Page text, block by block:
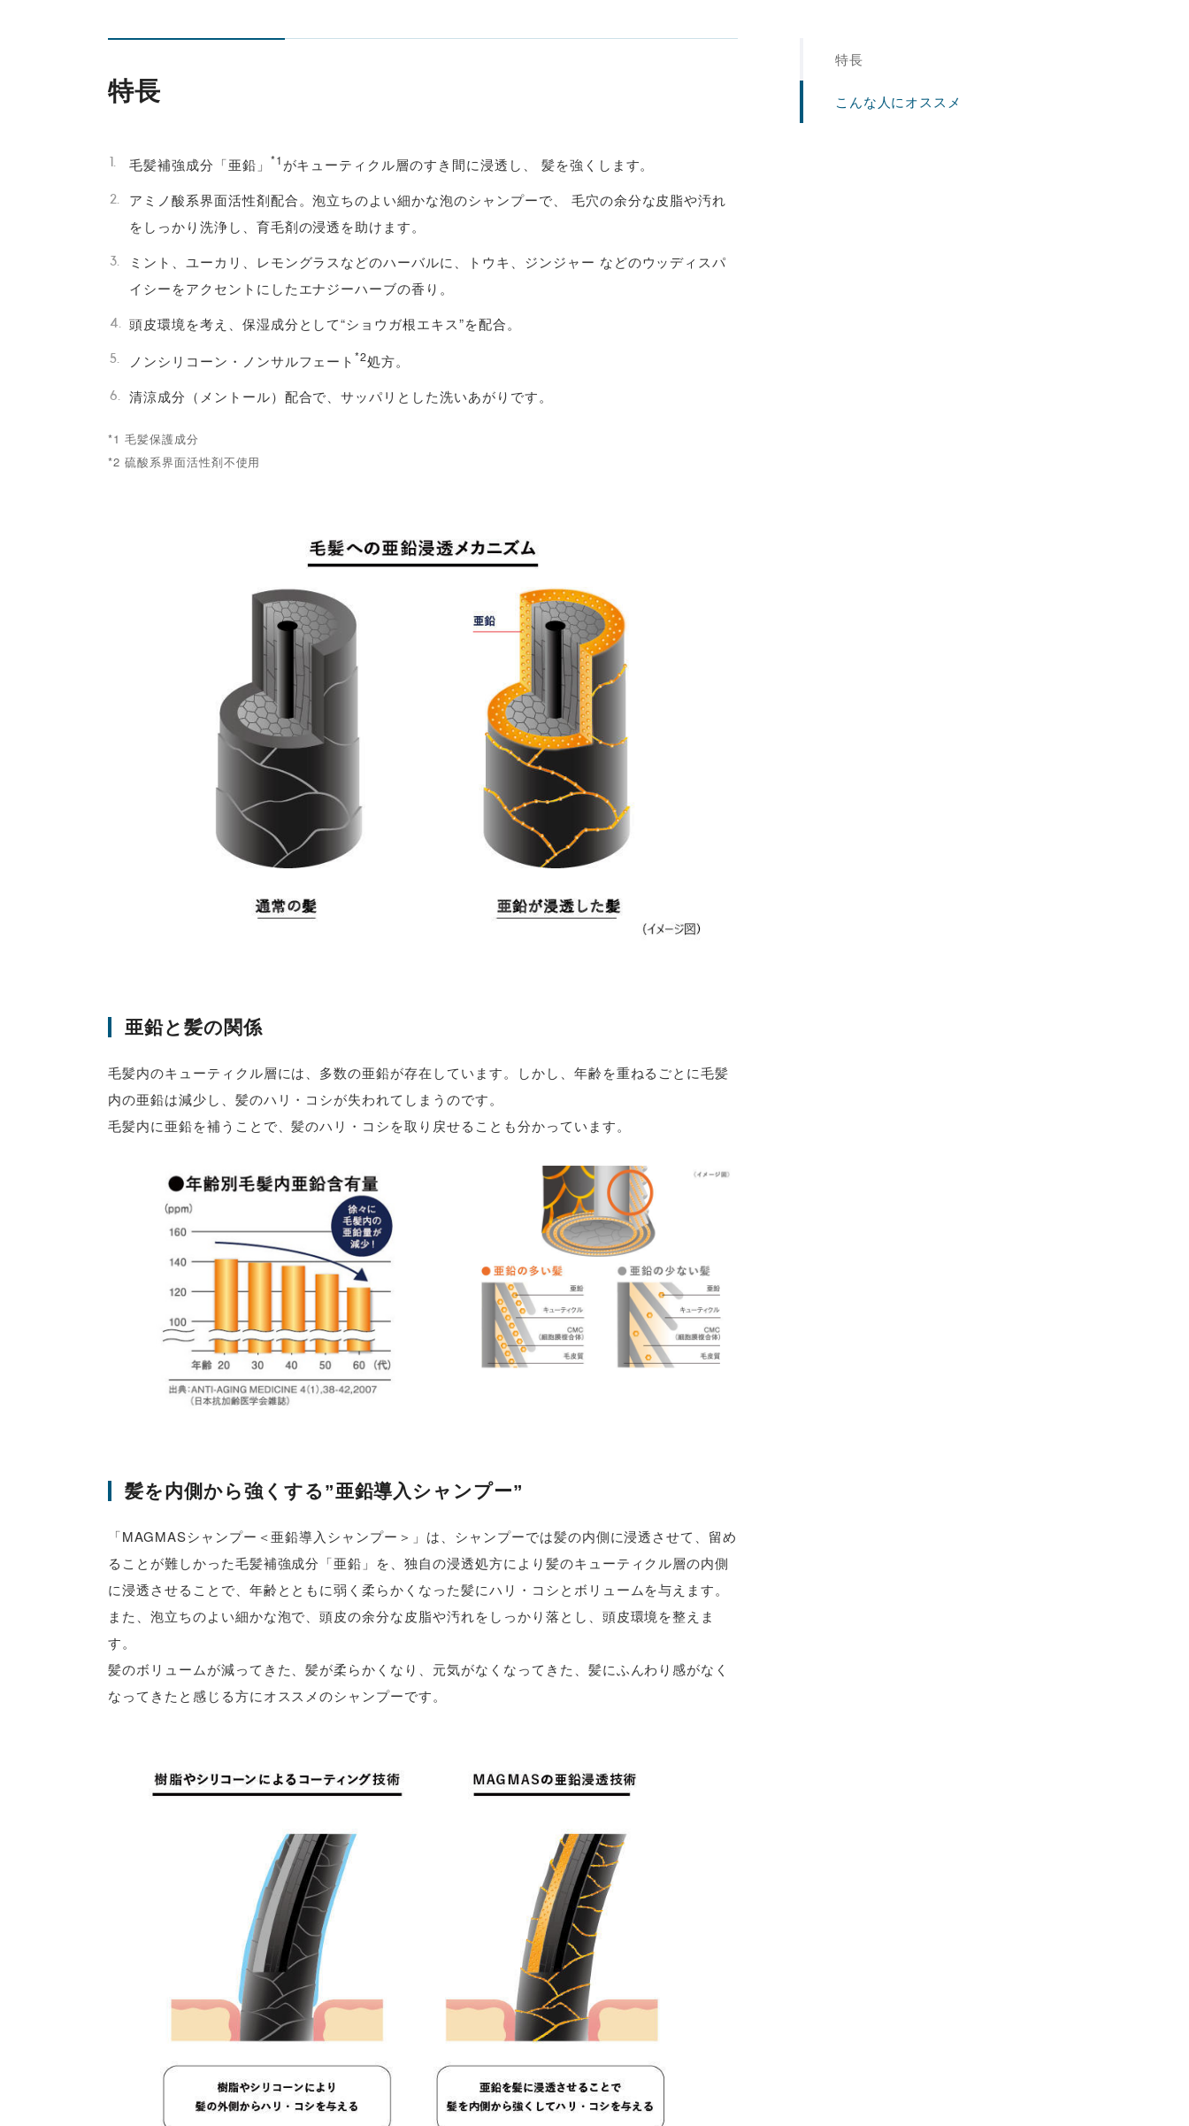
特長
毛髪補強成分「亜鉛」 *1 がキューティクル層のすき間に浸透し、 髪を強くします。
アミノ酸系界面活性剤配合。泡立ちのよい細かな泡のシャンプーで、 毛穴の余分な皮脂や汚れ
をしっかり洗浄し、育毛剤の浸透を助けます。
ミント、ユーカリ、レモングラスなどのハーバルに、トウキ、ジンジャー などのウッディスパ
イシーをアクセントにしたエナジーハーブの香り。
頭皮環境を考え、保湿成分として“ショウガ根エキス”を配合。
ノンシリコーン・ノンサルフェート *2処方。
清涼成分（メントール）配合で、サッパリとした洗いあがりです。
*1 毛髪保護成分
*2 硫酸系界面活性剤不使用
亜鉛と髪の関係
毛髪内のキューティクル層には、多数の亜鉛が存在しています。しかし、年齢を重ねるごとに毛髪
内の亜鉛は減少し、髪のハリ・コシが失われてしまうのです。
毛髪内に亜鉛を補うことで、髪のハリ・コシを取り戻せることも分かっています。
髪を内側から強くする”亜鉛導入シャンプー”
「MAGMASシャンプー＜亜鉛導入シャンプー＞」は、シャンプーでは髪の内側に浸透させて、留め
ることが難しかった毛髪補強成分「亜鉛」を、独自の浸透処方により髪のキューティクル層の内側
に浸透させることで、年齢とともに弱く柔らかくなった髪にハリ・コシとボリュームを与えます。
また、泡立ちのよい細かな泡で、頭皮の余分な皮脂や汚れをしっかり落とし、頭皮環境を整えま
す。
髪のボリュームが減ってきた、髪が柔らかくなり、元気がなくなってきた、髪にふんわり感がなく
なってきたと感じる方にオススメのシャンプーです。
特長
こんな人にオススメ